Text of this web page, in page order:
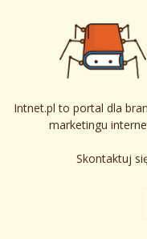
Intnet.pl to portal dla
marketingu
Skontaktuj